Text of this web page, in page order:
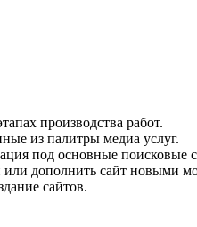
производства работ.
из палитры медиа услуг.
под основные поисковые
или дополнить сайт новыми
сайтов.